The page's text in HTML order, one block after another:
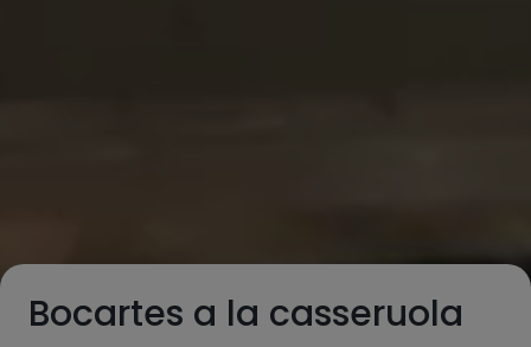
Bocartes a la casseruola